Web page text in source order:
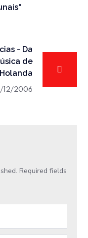
- Da
de
12/2006
Required fields